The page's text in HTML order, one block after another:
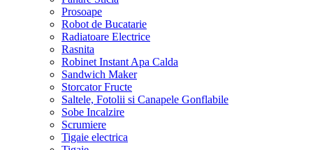
Prosoape
Robot de Bucatarie
Radiatoare Electrice
Rasnita
Robinet Instant Apa Calda
Sandwich Maker
Storcator Fructe
Saltele, Fotolii si Canapele Gonflabile
Sobe Incalzire
Scrumiere
Tigaie electrica